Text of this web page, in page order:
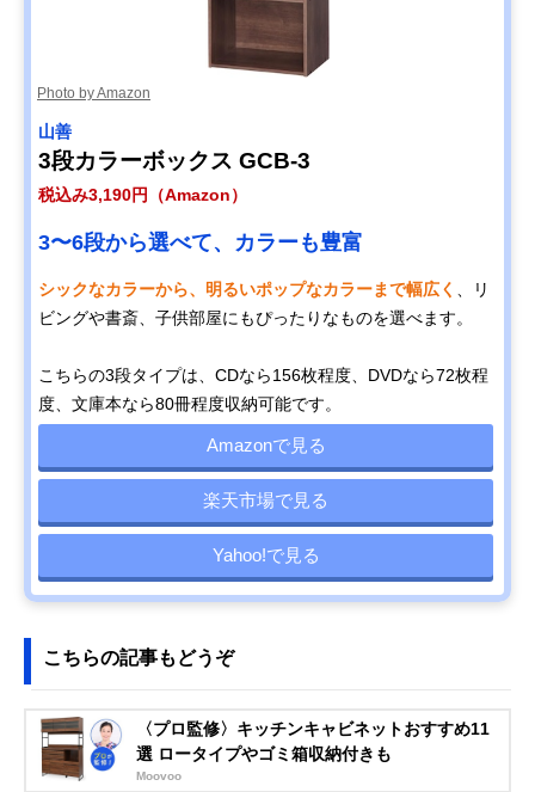
Photo by Amazon
山善
3段カラーボックス GCB-3
税込み3,190円（Amazon）
3〜6段から選べて、カラーも豊富
シックなカラーから、明るいポップなカラーまで幅広く
、リ
ビングや書斎、子供部屋にもぴったりなものを選べます。
こちらの3段タイプは、CDなら156枚程度、DVDなら72枚程
度、文庫本なら80冊程度収納可能です。
Amazonで見る
楽天市場で見る
Yahoo!で見る
こちらの記事もどうぞ
〈プロ監修〉キッチンキャビネットおすすめ11
選 ロータイプやゴミ箱収納付きも
Moovoo